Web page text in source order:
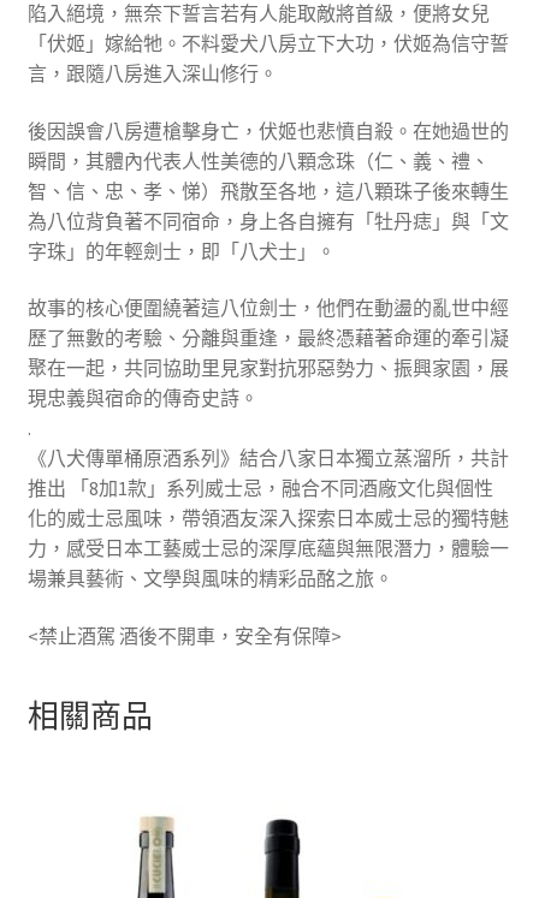
陷入絕境，無奈下誓言若有人能取敵將首級，便將女兒
「伏姬」嫁給牠。不料愛犬八房立下大功，伏姬為信守誓
言，跟隨八房進入深山修行。
後因誤會八房遭槍擊身亡，伏姬也悲憤自殺。在她過世的
瞬間，其體內代表人性美德的八顆念珠（仁、義、禮、
智、信、忠、孝、悌）飛散至各地，這八顆珠子後來轉生
為八位背負著不同宿命，身上各自擁有「牡丹痣」與「文
字珠」的年輕劍士，即「八犬士」。
故事的核心便圍繞著這八位劍士，他們在動盪的亂世中經
歷了無數的考驗、分離與重逢，最終憑藉著命運的牽引凝
聚在一起，共同協助里見家對抗邪惡勢力、振興家園，展
現忠義與宿命的傳奇史詩。
.
《八犬傳單桶原酒系列》結合八家日本獨立蒸溜所，共計
推出 「8加1款」系列威士忌，融合不同酒廠文化與個性
化的威士忌風味，帶領酒友深入探索日本威士忌的獨特魅
力，感受日本工藝威士忌的深厚底蘊與無限潛力，體驗一
場兼具藝術、文學與風味的精彩品酩之旅。
<禁止酒駕 酒後不開車，安全有保障>
相關商品